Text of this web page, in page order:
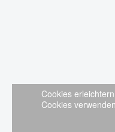
Cookies
Cookies